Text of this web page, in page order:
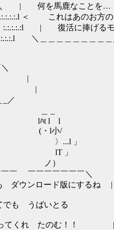
＼ | 何を馬鹿
:.:.:.:..l:.:.:.:.:.l ＜ こ
１:.」:.:.:.:.:l |
＼＿＿
る |
！ |
／
_
ﾊt l l
l小/
〉...l 」
lT 」
￣￣￣￣￣￣＼
ード版にするね |
も うばいとる
れ たのむ！！ |